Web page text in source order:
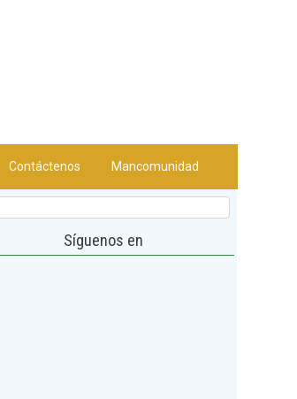
Contáctenos Mancomunidad
Síguenos en